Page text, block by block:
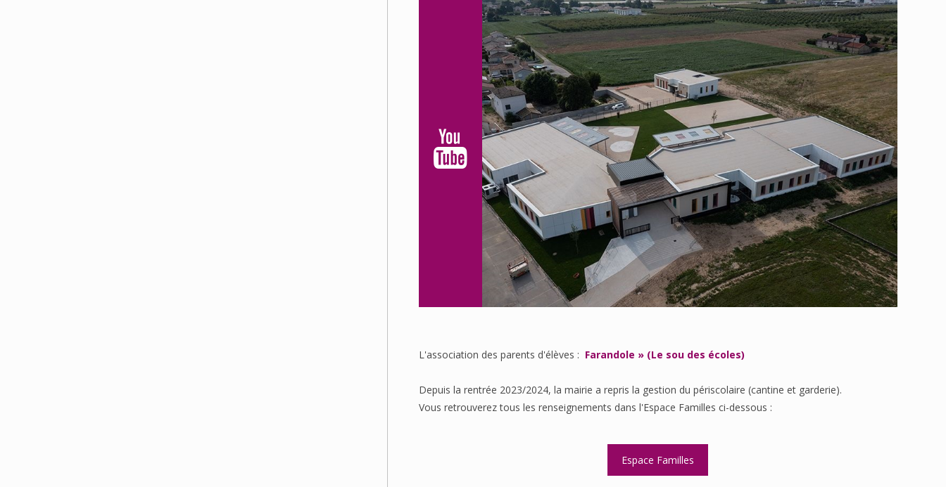
L'association des parents d'élèves : Farandole » (Le sou des écoles)
Depuis la rentrée 2023/2024, la mairie a repris la gestion du périscolaire (cantine et garderie).
Vous retrouverez tous les renseignements dans l'Espace Familles ci-dessous :
Espace Familles